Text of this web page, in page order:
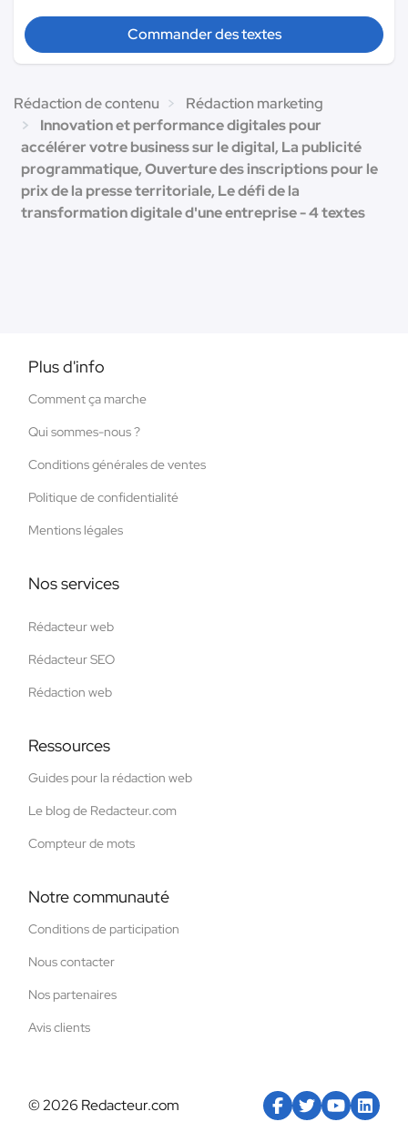
Commander des textes
Rédaction de contenu
Rédaction marketing
Innovation et performance digitales pour
accélérer votre business sur le digital, La publicité
programmatique, Ouverture des inscriptions pour le
prix de la presse territoriale, Le défi de la
transformation digitale d'une entreprise - 4 textes
Plus d'info
Comment ça marche
Qui sommes-nous ?
Conditions générales de ventes
Politique de confidentialité
Mentions légales
Nos services
Rédacteur web
Rédacteur SEO
Rédaction web
Ressources
Guides pour la rédaction web
Le blog de Redacteur.com
Compteur de mots
Notre communauté
Conditions de participation
Nous contacter
Nos partenaires
Avis clients
© 2026 Redacteur.com